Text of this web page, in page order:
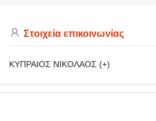
Στοιχεία επικοινωνίας
ΚΥΠΡΑΙΟΣ ΝΙΚΟΛΑΟΣ (+)